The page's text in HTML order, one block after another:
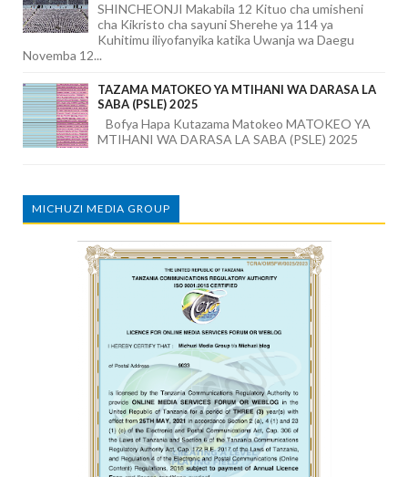
SHINCHEONJI Makabila 12 Kituo cha umisheni
cha Kikristo cha sayuni Sherehe ya 114 ya
Kuhitimu iliyofanyika katika Uwanja wa Daegu
Novemba 12...
TAZAMA MATOKEO YA MTIHANI WA DARASA LA
SABA (PSLE) 2025
Bofya Hapa Kutazama Matokeo MATOKEO YA
MTIHANI WA DARASA LA SABA (PSLE) 2025
MICHUZI MEDIA GROUP